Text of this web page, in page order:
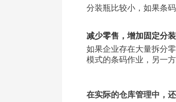
分装瓶比较小，如果条
减少零售，增加固定分
如果企业存在大量拆分
模式的条码作业，另一
在实际的仓库管理中，